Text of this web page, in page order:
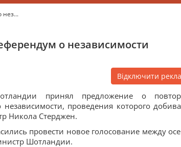
о независимости
Відключити
принял предложение о
проведения которого
Никола Стерджен.
провести новое голосование между
Шотландии.